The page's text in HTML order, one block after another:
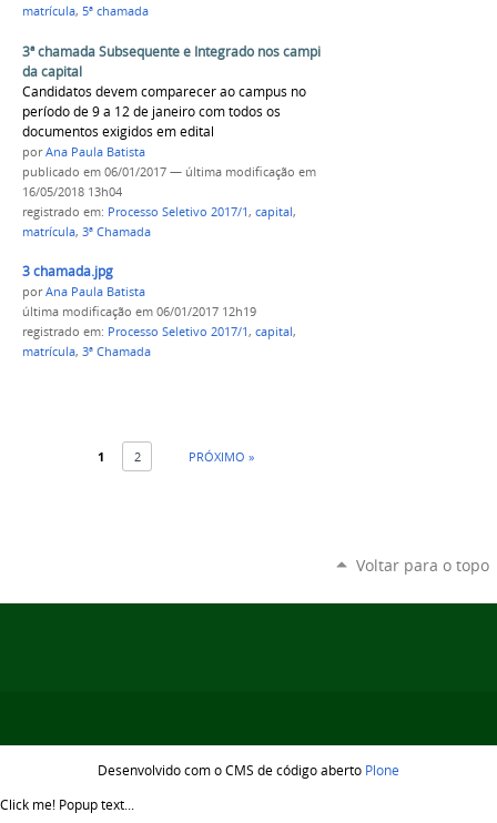
matrícula, 5ª chamada
3ª chamada Subsequente e Integrado nos campi
da capital
Candidatos devem comparecer ao campus no
período de 9 a 12 de janeiro com todos os
documentos exigidos em edital
porAna Paula Batista
publicado em 06/01/2017 — última modificação em
16/05/2018 13h04
registrado em: Processo Seletivo 2017/1, capital,
matrícula, 3ª Chamada
3 chamada.jpg
porAna Paula Batista
última modificação em 06/01/2017 12h19
registrado em: Processo Seletivo 2017/1, capital,
matrícula, 3ª Chamada
1 2 PRÓXIMO »
Voltar para o topo
Desenvolvido com o CMS de código aberto Plone
Click me! Popup text...